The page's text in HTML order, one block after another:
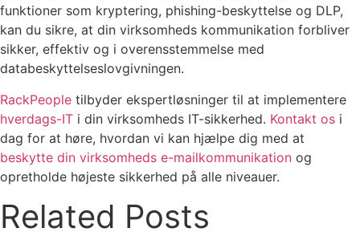
funktioner som kryptering, phishing-beskyttelse og DLP,
kan du sikre, at din virksomheds kommunikation forbliver
sikker, effektiv og i overensstemmelse med
databeskyttelseslovgivningen.
RackPeople tilbyder ekspertløsninger til at implementere
hverdags-IT i din virksomheds IT-sikkerhed. Kontakt os i
dag for at høre, hvordan vi kan hjælpe dig med at
beskytte din virksomheds e-mailkommunikation og
opretholde højeste sikkerhed på alle niveauer.
Related Posts